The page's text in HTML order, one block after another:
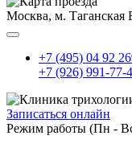
Москва, м. Таганская
+7 (495) 04 92
+7 (926) 991-77-
Записаться онлайн
Режим работы (Пн -